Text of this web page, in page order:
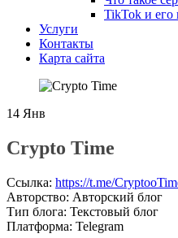
TikTok и его
Услуги
Контакты
Карта сайта
14 Янв
Crypto Time
Ссылка: https://t.me/
Авторство: Авторский блог
Тип блога: Текстовый блог
Платформа: Telegram